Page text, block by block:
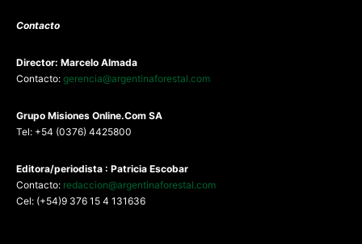
Contacto
Director: Marcelo Almada
Contacto: gerencia@argentinaforestal.com
Grupo Misiones Online.Com SA
Tel: +54 (0376) 4425800
Editora/periodista : Patricia Escobar
Contacto: redaccion@argentinaforestal.com
Cel: (+54)9 376 15 4 131636